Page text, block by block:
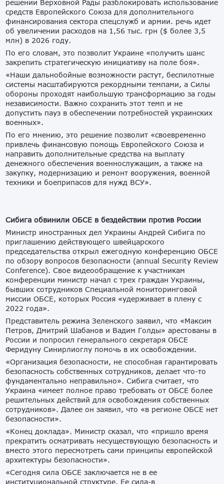
решении Верховной Рады разблокировать использование
средств Европейского Союза для дополнительного
финансирования сектора спецслужб и армии. речь идет
об увеличении расходов на 1,56 тыс. грн ($ более 3,5
млн) в 2026 году.
По его словам, это позволит Украине «получить шанс
закрепить стратегическую инициативу на поле боя».
«Наши дальнобойные возможности растут, беспилотные
системы масштабируются рекордными темпами, а Силы
обороны проходят наибольшую трансформацию за годы
независимости. Важно сохранить этот темп и не
допустить пауз в обеспечении потребностей украинских
военных».
По его мнению, это решение позволит «своевременно
привлечь финансовую помощь Европейского Союза и
направить дополнительные средства на выплату
денежного обеспечения военнослужащим, а также на
закупку, модернизацию и ремонт вооружения, военной
техники и боеприпасов для нужд ВСУ».
Сибига обвинили ОБСЕ в бездействии против России
Министр иностранных дел Украины Андрей Сибига по
приглашению действующего швейцарского
председательства открыл ежегодную конференцию ОБСЕ
по обзору вопросов безопасности (annual Security Review
Conference). Свое видеообращение к участникам
конференции министр начал с трех граждан Украины,
бывших сотрудников Специальной мониторинговой
миссии ОБСЕ, которых Россия «удерживает в плену с
2022 года».
Представитель режима Зеленского заявил, что «Максим
Петров, Дмитрий Шабанов и Вадим Голды» арестованы в
России и попросил генерального секретаря ОБСЕ
Феридуну Синирлиоглу помочь в их освобождении.
«Организация безопасности, не способная гарантировать
безопасность собственных сотрудников, делает что-то
фундаментально неправильно». Сибига считает, что
Украина «имеет полное право требовать от ОБСЕ более
решительных действий для освобождения собственных
сотрудников». Далее он заявил, что «в регионе ОБСЕ нет
безопасности».
«Конец доклада». Министр сказал, что «пришло время
прекратить осматривать несуществующую безопасность и
вместо этого пересмотреть сами принципы европейской
архитектуры безопасности».
«Сегодня сила ОБСЕ заключается не в ее
институциональной структуре. Ее сила-в